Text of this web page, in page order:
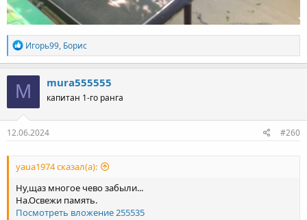
Р
е
а
к
ц
и
и
:
Игорь99, Борис
M mura555555
капитан 1-го ранга
12.06.2024 #260
yaua1974 сказал(а):
Ну,щаз многое чево забыли...
На.Освежи память.
Посмотреть вложение 255535